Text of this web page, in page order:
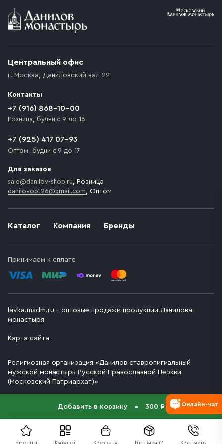
Бренды Каталог Корзина Где заказ? Контакты
Добавить в корзину 300 ₽
Условия доставки
возникают препятствия для подъезда автомобиля,
которое максимально близко к месту запланированной
движения. Если на территории места назначения
доставки предусмотрен платный въезд, то Покупателю
необходимо компенсировать стоимость въезда
Каталог Компания Бренды
Принимаем к оплате
Центральный офис
г. Москва, Даниловский вал 22
Контакты
+7 (916) 868-10-00
Розница, будни с 9 до 16
+7 (925) 417 07-93
Оптом, будни с 9 до 17
Для заказов
sale@danilov-shop.ru, Розница
danilovopt26@gmail.com, Оптом
lavka.msdm.ru – оптовые продажи продукции Данилова
монастыря
Карта сайта
Религиозная организация «Данилов ставропигиальный
мужской монастырь Русской Православной Церкви
(Московский Патриархат)»
Онлайн-чат